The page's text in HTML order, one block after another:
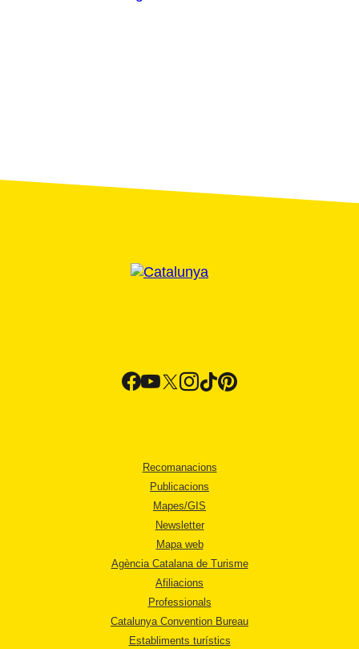
Recomanacions
Publicacions
Mapes/GIS
Newsletter
Mapa web
Agència Catalana de Turisme
Afiliacions
Professionals
Catalunya Convention Bureau
Establiments turístics